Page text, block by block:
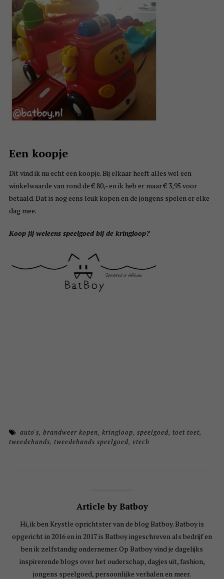
Een koopje
Dit vind ik nu echt een koopje. Bij elkaar heeft alles wel een
winkelwaarde van rond de € 80,- en ik heb er maar € 3,95 voor
betaald. Dat is nog eens leuk kopen en de jongens spelen er elke
dag mee.
Koop jij weleens speelgoed bij de kringloop?
auto's,brandweer kopen,kringloop,speelgoed,toet toet,
tweedehands, tweedehands speelgoed, vtech
Article by Batboy
Hi, ik ben Krystle oprichtster van de blog Batboy. Batboy is
opgericht in 2016 en in 2017 is Batboy ingeschreven als bedrijf en
ben ik zelfstandig ondernemer. Op Batboy vind je dagelijks
inspirerende blogs over het ouderschap, dagjes uit, fashion,
jongens speelgoed, persoonlijke verhalen en meer.